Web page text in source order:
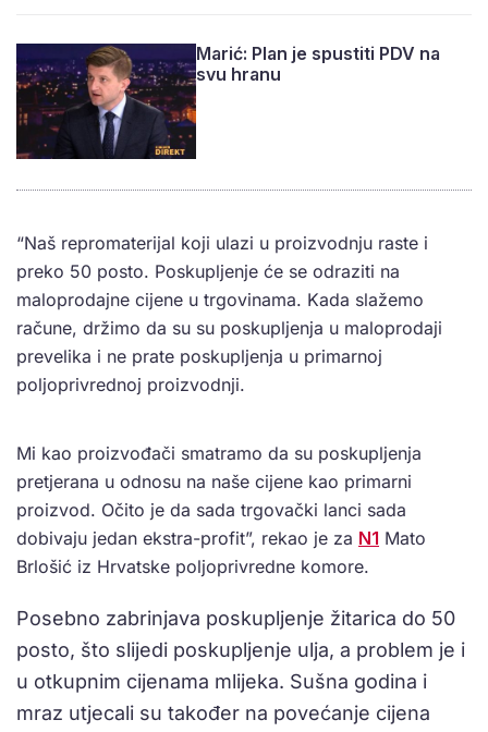
Marić: Plan je spustiti PDV na
svu hranu
“Naš repromaterijal koji ulazi u proizvodnju raste i
preko 50 posto. Poskupljenje će se odraziti na
maloprodajne cijene u trgovinama. Kada slažemo
račune, držimo da su su poskupljenja u maloprodaji
prevelika i ne prate poskupljenja u primarnoj
poljoprivrednoj proizvodnji.
Mi kao proizvođači smatramo da su poskupljenja
pretjerana u odnosu na naše cijene kao primarni
proizvod. Očito je da sada trgovački lanci sada
dobivaju jedan ekstra-profit”, rekao je za N1 Mato
Brlošić iz Hrvatske poljoprivredne komore.
Posebno zabrinjava poskupljenje žitarica do 50
posto, što slijedi poskupljenje ulja, a problem je i
u otkupnim cijenama mlijeka. Sušna godina i
mraz utjecali su također na povećanje cijena